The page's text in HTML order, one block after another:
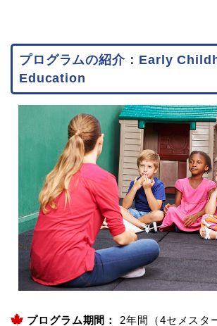
プログラムの紹介：Early
Education
プログラム期間： 2年間（4セメスタ